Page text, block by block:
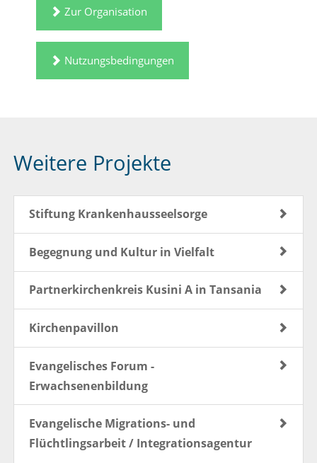
Zur Organisation
Nutzungsbedingungen
Weitere Projekte
Stiftung Krankenhausseelsorge
Begegnung und Kultur in Vielfalt
Partnerkirchenkreis Kusini A in Tansania
Kirchenpavillon
Evangelisches Forum -
Erwachsenenbildung
Evangelische Migrations- und
Flüchtlingsarbeit / Integrationsagentur